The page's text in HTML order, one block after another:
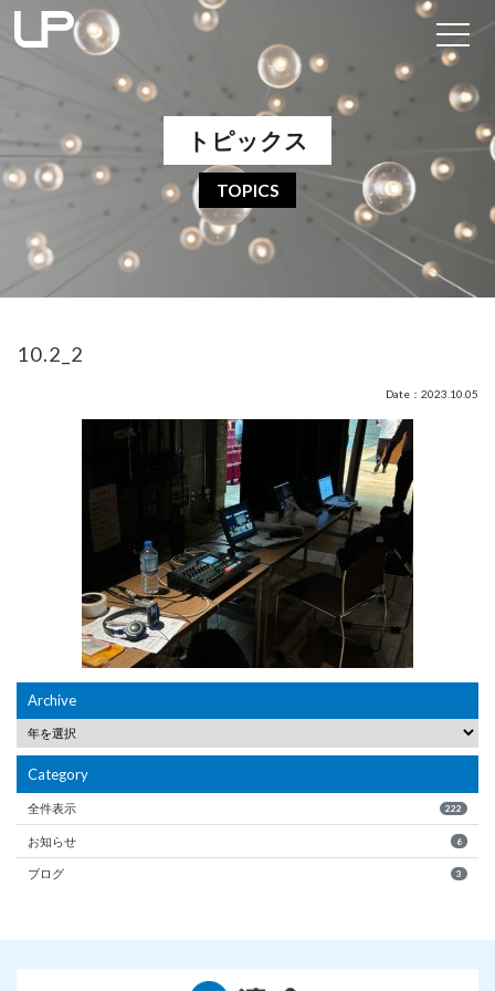
トピックス
TOPICS
10.2_2
Date：2023.10.05
Archive
Category
全件表示 222
お知らせ 6
ブログ 3